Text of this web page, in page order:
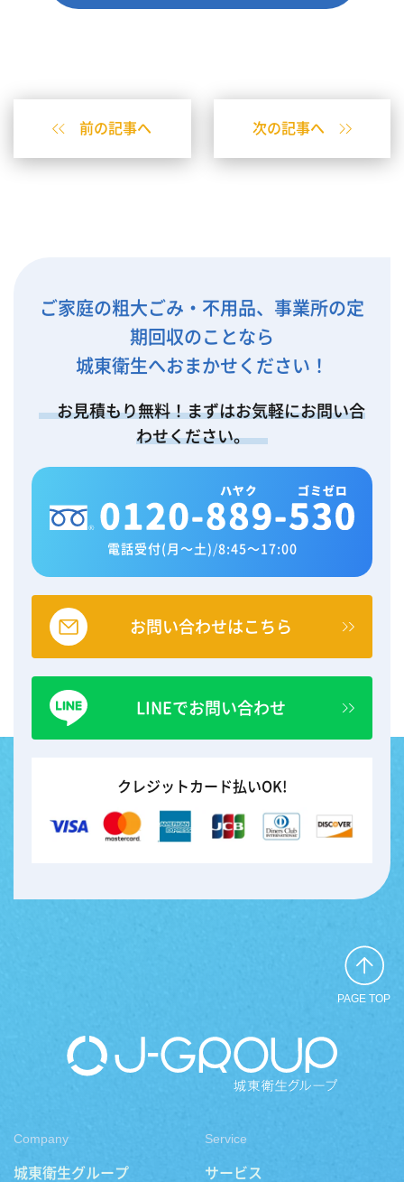
前の記事へ 次の記事へ
ご家庭の粗大ごみ・不用品、事業所の定
期回収のことなら
城東衛生へおまかせください！
お見積もり無料！まずはお気軽にお問い合
わせください。
電話受付(月～土) /8:45～17:00
お問い合わせはこちら
LINEでお問い合わせ
クレジットカード払いOK!
PAGE TOP
Company
城東衛生グループ
Service
サービス